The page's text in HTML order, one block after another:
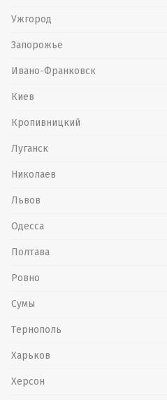
Ужгород
Запорожье
Ивано-Франковск
Киев
Кропивницкий
Луганск
Николаев
Львов
Одесса
Полтава
Ровно
Сумы
Тернополь
Харьков
Херсон